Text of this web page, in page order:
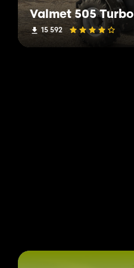
Valmet 505 Turbo
15 592